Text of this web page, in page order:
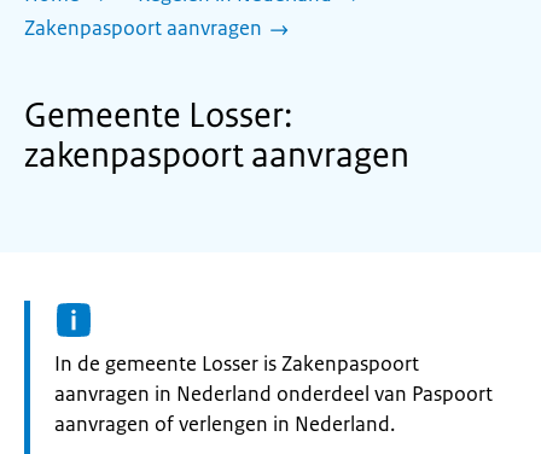
Zakenpaspoort aanvragen
Gemeente Losser:
zakenpaspoort aanvragen
Informatie:
In de gemeente Losser is Zakenpaspoort
aanvragen in Nederland onderdeel van Paspoort
aanvragen of verlengen in Nederland.